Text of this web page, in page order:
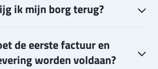
ik mijn borg terug?
de eerste factuur en
worden voldaan?